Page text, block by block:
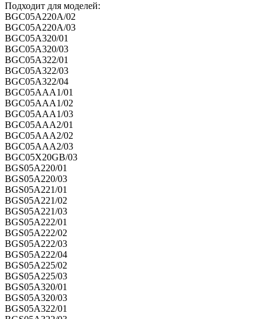
Подходит для моделей:
BGC05A220A/02
BGC05A220A/03
BGC05A320/01
BGC05A320/03
BGC05A322/01
BGC05A322/03
BGC05A322/04
BGC05AAA1/01
BGC05AAA1/02
BGC05AAA1/03
BGC05AAA2/01
BGC05AAA2/02
BGC05AAA2/03
BGC05X20GB/03
BGS05A220/01
BGS05A220/03
BGS05A221/01
BGS05A221/02
BGS05A221/03
BGS05A222/01
BGS05A222/02
BGS05A222/03
BGS05A222/04
BGS05A225/02
BGS05A225/03
BGS05A320/01
BGS05A320/03
BGS05A322/01